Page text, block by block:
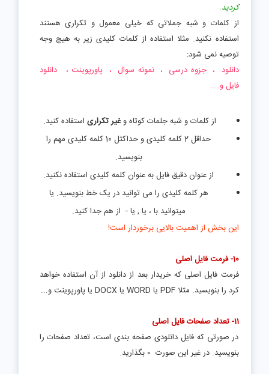
کردید.
از کلمات و شبه جملاتی که خیلی معمول و تکراری هستند
استفاده نکنید. مثلا استفاده از کلمات کلیدی زیر به هیچ وجه
توصیه نمی شود:
دانلود ، جزوه درسی ، نمونه سوال ، پاورپوینت ، دانلود
فایل و....
از کلمات و شبه جلمات کوتاه وغیر تکراری استفاده کنید.
حداقل 2 کلمه کلیدی و حداکثل 10 کلمه کلیدی مهم را
بنویسید.
از عنوان دقیق فایل به عنوان کلمه کلیدی استفاده نکنید.
هر کلمه کلیدی را می توانید در یک خط بنویسید. یا
میتوانید با ، یا , یا - از هم جدا کنید.
این بخش از اهمیت بالایی برخوردار است!
10- فرمت فایل اصلی
فرمت فایل اصلی که خریدار بعد از دانلود از آن استفاده خواهد
کرد را بنویسید. مثلا PDF یا WORD یا DOCX یا پاورپوینت و...
11- تعداد صفحات فایل اصلی
در صورتی که فایل دانلودی صفحه بندی است، تعداد صفحات را
بنویسید. در غیر این صورت 0 بگذارید.